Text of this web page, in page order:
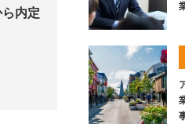
内定